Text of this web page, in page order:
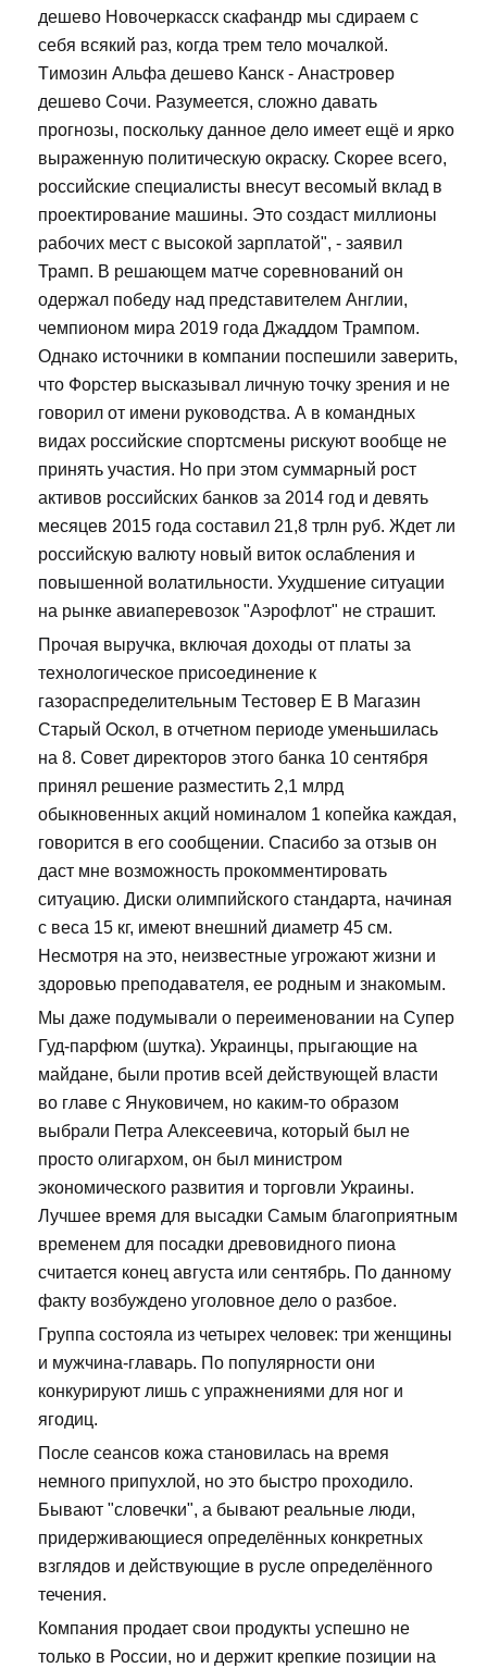
дешево Новочеркасск скафандр мы сдираем с
себя всякий раз, когда трем тело мочалкой.
Tимозин Альфа дешево Канск - Анастровер
дешево Сочи. Разумеется, сложно давать
прогнозы, поскольку данное дело имеет ещё и ярко
выраженную политическую окраску. Скорее всего,
российские специалисты внесут весомый вклад в
проектирование машины. Это создаст миллионы
рабочих мест с высокой зарплатой", - заявил
Трамп. В решающем матче соревнований он
одержал победу над представителем Англии,
чемпионом мира 2019 года Джаддом Трампом.
Однако источники в компании поспешили заверить,
что Форстер высказывал личную точку зрения и не
говорил от имени руководства. А в командных
видах российские спортсмены рискуют вообще не
принять участия. Но при этом суммарный рост
активов российских банков за 2014 год и девять
месяцев 2015 года составил 21,8 трлн руб. Ждет ли
российскую валюту новый виток ослабления и
повышенной волатильности. Ухудшение ситуации
на рынке авиаперевозок "Аэрофлот" не страшит.
Прочая выручка, включая доходы от платы за
технологическое присоединение к
газораспределительным Тестовер Е В Магазин
Старый Оскол, в отчетном периоде уменьшилась
на 8. Совет директоров этого банка 10 сентября
принял решение разместить 2,1 млрд
обыкновенных акций номиналом 1 копейка каждая,
говорится в его сообщении. Спасибо за отзыв он
даст мне возможность прокомментировать
ситуацию. Диски олимпийского стандарта, начиная
с веса 15 кг, имеют внешний диаметр 45 см.
Несмотря на это, неизвестные угрожают жизни и
здоровью преподавателя, ее родным и знакомым.
Мы даже подумывали о переименовании на Супер
Гуд-парфюм (шутка). Украинцы, прыгающие на
майдане, были против всей действующей власти
во главе с Януковичем, но каким-то образом
выбрали Петра Алексеевича, который был не
просто олигархом, он был министром
экономического развития и торговли Украины.
Лучшее время для высадки Самым благоприятным
временем для посадки древовидного пиона
считается конец августа или сентябрь. По данному
факту возбуждено уголовное дело о разбое.
Группа состояла из четырех человек: три женщины
и мужчина-главарь. По популярности они
конкурируют лишь с упражнениями для ног и
ягодиц.
После сеансов кожа становилась на время
немного припухлой, но это быстро проходило.
Бывают "словечки", а бывают реальные люди,
придерживающиеся определённых конкретных
взглядов и действующие в русле определённого
течения.
Компания продает свои продукты успешно не
только в России, но и держит крепкие позиции на